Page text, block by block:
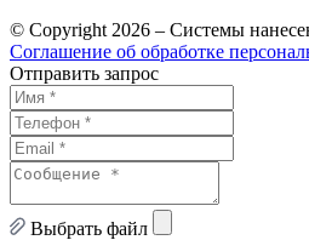
© Copyright 2026 – Системы
Соглашение об обработке
Отправить запрос
Выбрать файл